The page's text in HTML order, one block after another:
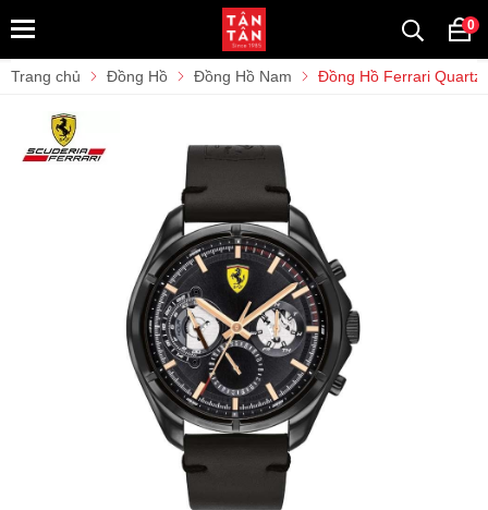
0
Trang chủ Đồng Hồ Đồng Hồ Nam Đồng Hồ Ferrari Quartz